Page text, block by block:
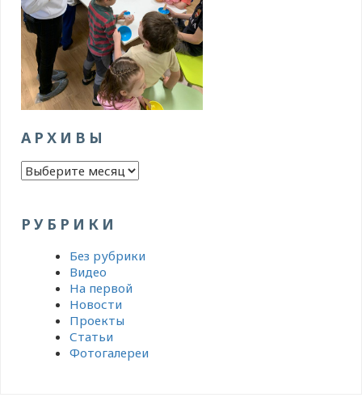
АРХИВЫ
Архивы
РУБРИКИ
Без рубрики
Видео
На первой
Новости
Проекты
Статьи
Фотогалереи